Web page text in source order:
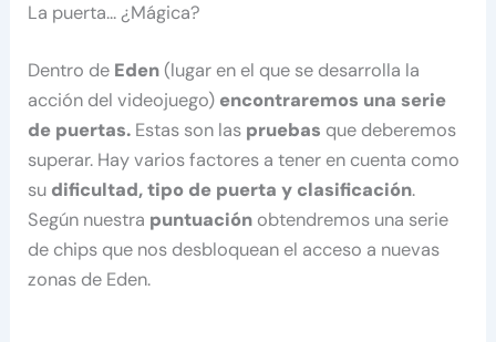
La puerta… ¿Mágica?
Dentro de Eden(lugar en el que se desarrolla la
acción del videojuego) encontraremos una serie
de puertas. Estas son las pruebas que deberemos
superar. Hay varios factores a tener en cuenta como
su dificultad, tipo de puerta y clasificación.
Según nuestra puntuación obtendremos una serie
de chips que nos desbloquean el acceso a nuevas
zonas de Eden.